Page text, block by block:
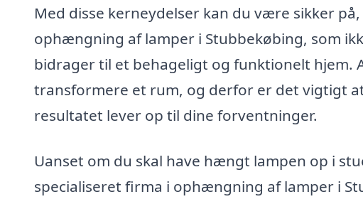
Med disse kerneydelser kan du være sikker
ophængning af lamper i Stubbekøbing, som
bidrager til et behageligt og funktionelt hjem.
transformere et rum, og derfor er det vigtigt
resultatet lever op til dine forventninger.
Uanset om du skal have hængt lampen op i
specialiseret firma i ophængning af lamper i